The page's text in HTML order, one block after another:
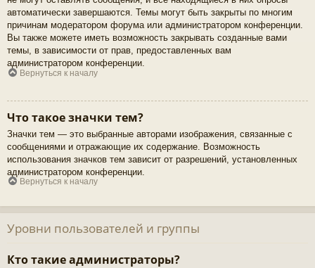
автоматически завершаются. Темы могут быть закрыты по многим
причинам модератором форума или администратором конференции.
Вы также можете иметь возможность закрывать созданные вами
темы, в зависимости от прав, предоставленных вам
администратором конференции.
Вернуться к началу
Что такое значки тем?
Значки тем — это выбранные авторами изображения, связанные с
сообщениями и отражающие их содержание. Возможность
использования значков тем зависит от разрешений, установленных
администратором конференции.
Вернуться к началу
Уровни пользователей и группы
Кто такие администраторы?